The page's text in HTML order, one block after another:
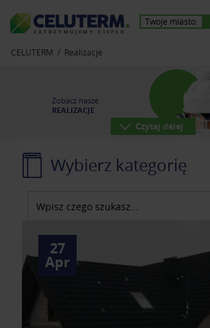
Z A T R Z Y M U J E M Y C I E P Ł O
Twoje miasto:
CELUTERM Realizacje
Zobacz nasze
REALIZACJE
Czytaj dalej
Wybierz kategorię
27
Apr